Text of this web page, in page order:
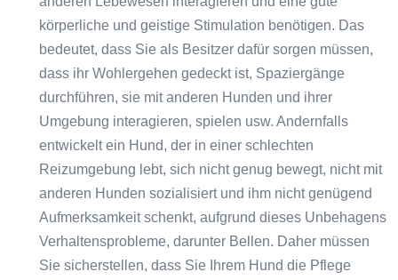
körperliche und geistige Stimulation benötigen. Das
bedeutet, dass Sie als Besitzer dafür sorgen müssen,
dass ihr Wohlergehen gedeckt ist, Spaziergänge
durchführen, sie mit anderen Hunden und ihrer
Umgebung interagieren, spielen usw. Andernfalls
entwickelt ein Hund, der in einer schlechten
Reizumgebung lebt, sich nicht genug bewegt, nicht mit
anderen Hunden sozialisiert und ihm nicht genügend
Aufmerksamkeit schenkt, aufgrund dieses Unbehagens
Verhaltensprobleme, darunter Bellen. Daher müssen
Sie sicherstellen, dass Sie Ihrem Hund die Pflege